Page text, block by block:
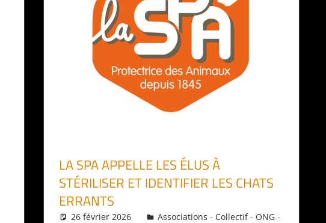
LA SPA APPELLE LES ÉLUS À
STÉRILISER ET IDENTIFIER LES CHATS
ERRANTS
26 février 2026 Daniel
Associations - Collectif - ONG -